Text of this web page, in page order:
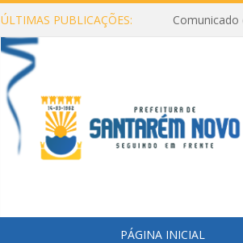
ÚLTIMAS PUBLICAÇÕES: Comunicado
PÁGINA INICIAL